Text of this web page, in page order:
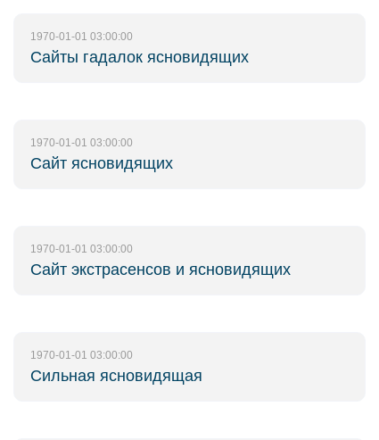
1970-01-01 03:00:00
Сайты гадалок ясновидящих
1970-01-01 03:00:00
Сайт ясновидящих
1970-01-01 03:00:00
Сайт экстрасенсов и ясновидящих
1970-01-01 03:00:00
Сильная ясновидящая